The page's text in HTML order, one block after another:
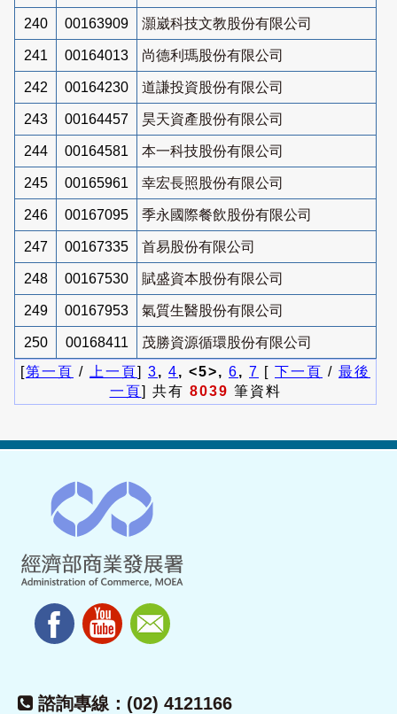
240 00163909 灝崴科技文教股份有限公司
241 00164013 尚德利瑪股份有限公司
242 00164230 道謙投資股份有限公司
243 00164457 昊天資產股份有限公司
244 00164581 本一科技股份有限公司
245 00165961 幸宏長照股份有限公司
246 00167095 季永國際餐飲股份有限公司
247 00167335 首易股份有限公司
248 00167530 賦盛資本股份有限公司
249 00167953 氣質生醫股份有限公司
250 00168411
茂勝資源循環股份有限公司
[第一頁 / 上一頁] 3, 4, <5>, 6, 7 [ 下一頁 / 最後
一頁] 共有 8039 筆資料
諮詢專線：(02) 4121166